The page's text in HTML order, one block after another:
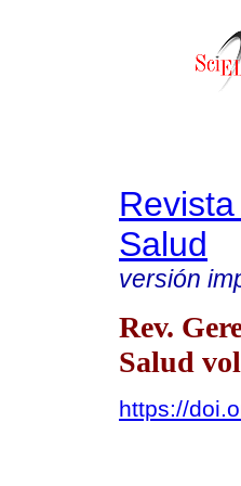
Salud
versión
Rev.
Salud
https://